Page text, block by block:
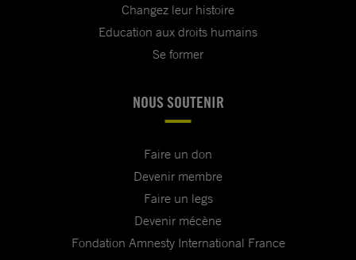
Changez leur histoire
Education aux droits humains
Se former
NOUS SOUTENIR
Faire un don
Devenir membre
Faire un legs
Devenir mécène
Fondation Amnesty International France